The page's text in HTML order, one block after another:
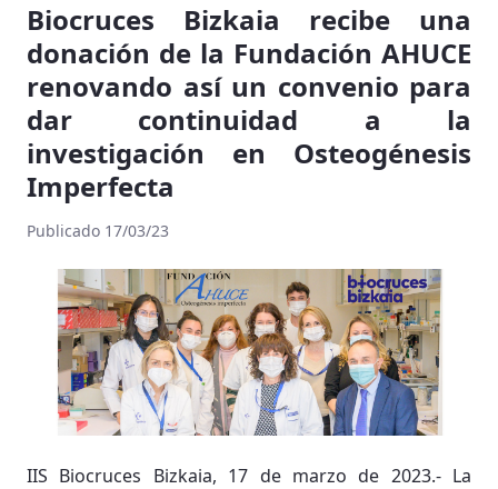
Biocruces Bizkaia recibe una
donación de la Fundación AHUCE
renovando así un convenio para
dar continuidad a la
investigación en Osteogénesis
Imperfecta
Publicado 17/03/23
IIS Biocruces Bizkaia, 17 de marzo de 2023.- La